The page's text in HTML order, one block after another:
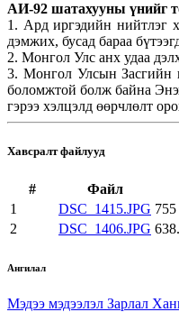
АИ-92 шатахууны үнийг
1. Ард иргэдийн нийтлэг
дэмжих, бусад бараа
2. Монгол Улс анх удаа
3. Монгол Улсын Засгийн
боломжтой болж байна
гэрээ хэлцэлд өөрчлөлт
Хавсралт файлууд
# Файл
1
DSC_1415.JPG
2
DSC_1406.JPG
Ангилал
Мэдээ мэдээлэл Зарлал